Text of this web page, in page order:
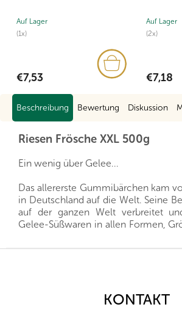
(1x)
Auf Lager
€7,53
(2x)
Auf Lager
€7,18
Beschreibung Bewertung Diskussion
Riesen Frösche XXL 500g
Ein wenig über Gelee...
Das allererste Gummibärchen kam
in Deutschland auf die Welt. Seine
auf der ganzen Welt verbreitet
Gelee-Süßwaren in allen Formen,
als brächten sie außer dem
KONTAKT